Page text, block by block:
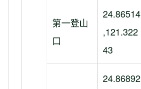
第一登山
口
24.86514
,121.322
43
24.86892